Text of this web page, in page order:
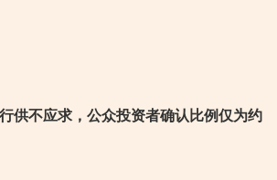
供不应求，公众投资者确认比例仅为约